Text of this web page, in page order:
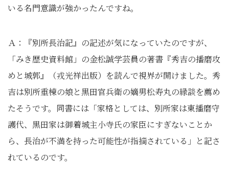
いる名門意識が強かったんですね。
Ａ：『別所長治記』の記述が気になっていたのですが、
「みき歴史資料館」の金松誠学芸員の著書『秀吉の播磨攻
めと城郭』（戎光祥出版）を読んで視界が開けました。秀
吉は別所重棟の娘と黒田官兵衛の嫡男松寿丸の縁談を薦め
たそうです。同書には「家格としては、別所家は東播磨守
護代、黒田家は御着城主小寺氏の家臣にすぎないことか
ら、長治が不満を持った可能性が指摘されている」と記さ
れているのです。